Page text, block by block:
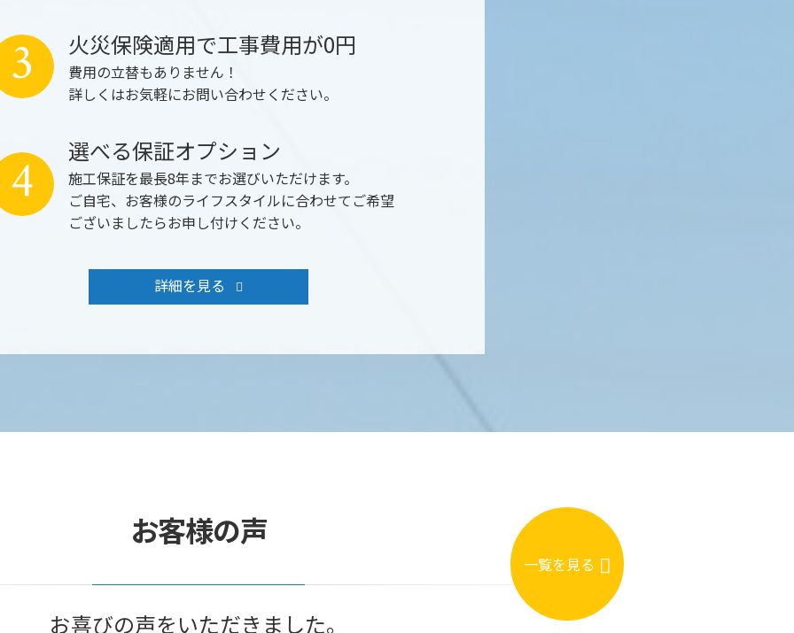
火災保険適用で工事費用が0円
費用の立替もありません！
詳しくはお気軽にお問い合わせください。
3
選べる保証オプション
施工保証を最長8年までお選びいただけます。
ご自宅、お客様のライフスタイルに合わせてご希望
ございましたらお申し付けください。
4
詳細を見る
お客様の声
お喜びの声をいただきました。
一覧を見る